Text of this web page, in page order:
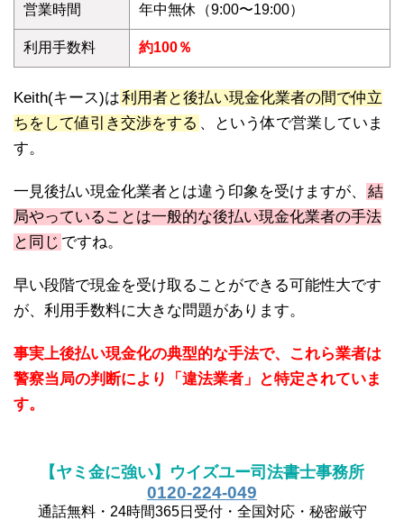
営業時間 年中無休（9:00〜19:00）
利用手数料 約100％
Keith(キース)は利用者と後払い現金化業者の間で仲立
ちをして値引き交渉をする 、という体で営業していま
す。
一見後払い現金化業者とは違う印象を受けますが、
結
局やっていることは一般的な後払い現金化業者の手法
と同じ ですね。
早い段階で現金を受け取ることができる可能性大です
が、利用手数料に大きな問題があります。
事実上後払い現金化の典型的な手法で、これら業者は
警察当局の判断により「違法業者」と特定されていま
す。
【ヤミ金に強い】ウイズユー司法書士事務所
0120-224-049
通話無料・24時間365日受付・全国対応・秘密厳守